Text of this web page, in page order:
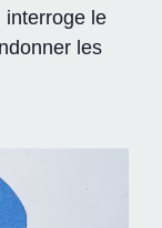
interroge le
les